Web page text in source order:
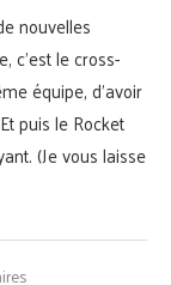
nouvelles
c’est le cross-
équipe, d’avoir
puis le Rocket
(Je vous laisse